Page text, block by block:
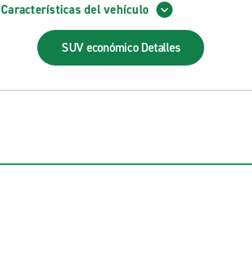
Características del vehículo
SUV económico Detalles